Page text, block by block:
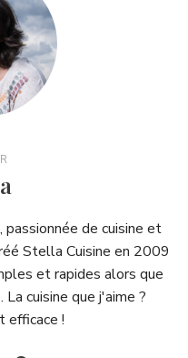
de cuisine et
Stella Cuisine en 2009
et rapides alors que
cuisine que j'aime ?
efficace !